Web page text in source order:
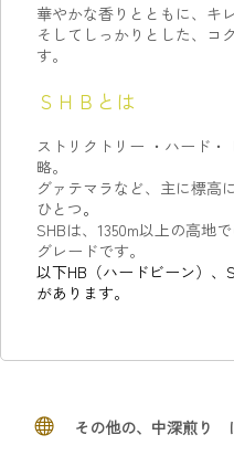
華やかな香りとともに、キ
そしてしっかりとした、コ
す。
ＳＨＢとは
ストリクトリー ・ハード・
略。
グァテマラなど、主に標高
ひとつ。
SHBは、1350m以上の高地
グレードです。
以下HB（ハードビーン）、
があります。
その他の、中深煎り